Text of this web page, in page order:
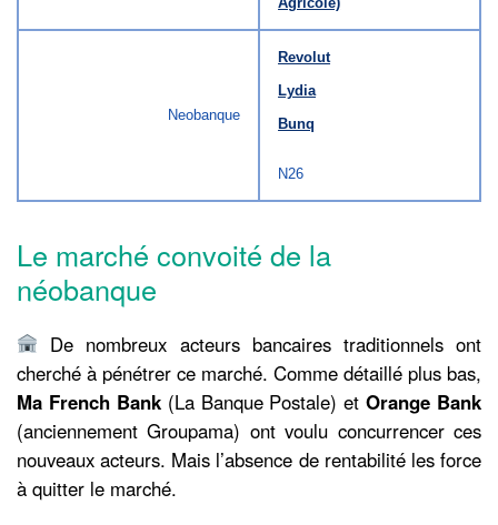
Neobanque
Revolut
Lydia
Bunq
N26
Le marché convoité de la
néobanque
De nombreux acteurs bancaires traditionnels ont
cherché à pénétrer ce marché. Comme détaillé plus bas,
Ma French Bank(La Banque Postale) etOrange Bank
(anciennement Groupama) ont voulu concurrencer ces
nouveaux acteurs. Mais l’absence de rentabilité les force
à quitter le marché.